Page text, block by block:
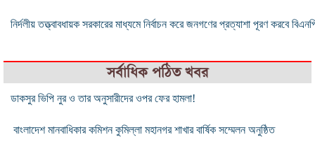
নির্দলীয় তত্ত্বাবধায়ক সরকারের মাধ্যমে নির্বাচন করে জনগণের প্রত্যাশা পূরণ করবে
সর্বাধিক পঠিত খবর
ডাকসুর ভিপি নুর ও তার অনুসারীদের ওপর ফের হামলা!
বাংলাদেশ মানবাধিকার কমিশন কুমিল্লা মহানগর শাখার বার্ষিক সম্মেলন অনুষ্ঠিত